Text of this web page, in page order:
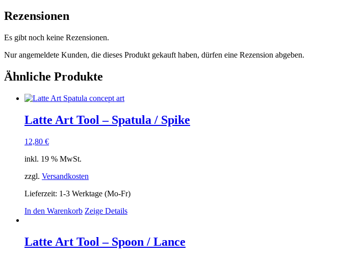
Rezensionen
Es gibt noch keine Rezensionen.
Nur angemeldete Kunden, die dieses Produkt gekauft haben, dürfen eine Rezension abgeben.
Ähnliche Produkte
Latte Art Tool – Spatula / Spike
12,80 €
inkl. 19 % MwSt.
zzgl. Versandkosten
Lieferzeit: 1-3 Werktage (Mo-Fr)
In den Warenkorb Zeige Details
Latte Art Tool – Spoon / Lance